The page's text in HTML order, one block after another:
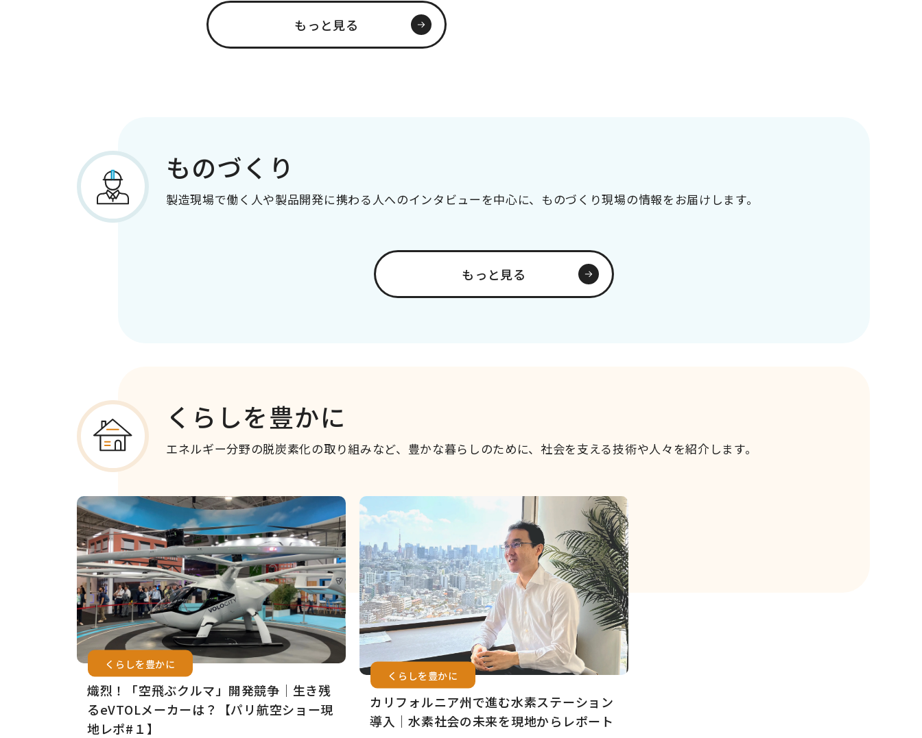
もっと見る
ものづくり
製造現場で働く人や製品開発に携わる人へのインタビューを中心に、ものづくり現場の情報をお届けします。
もっと見る
くらしを豊かに
エネルギー分野の脱炭素化の取り組みなど、豊かな暮らしのために、社会を支える技術や人々を紹介します。
くらしを豊かに
熾烈！「空飛ぶクルマ」開発競争│生き残
るeVTOLメーカーは？【パリ航空ショー現
地レポ#１】
くらしを豊かに
カリフォルニア州で進む水素ステーション
導入｜水素社会の未来を現地からレポート